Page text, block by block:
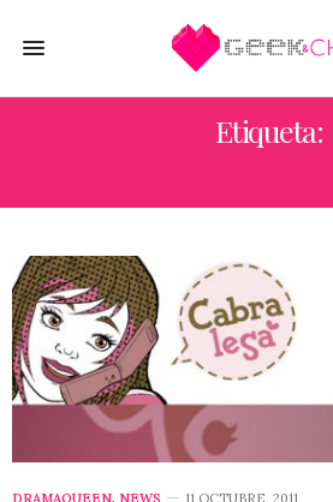
Etiqueta:
DRAMAQUEEN, NEWS 11 OCTUBRE, 2011